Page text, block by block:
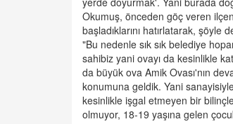
Okumuş, önceden göç veren
başladıklarını hatırlatarak, şöyle
"Bu nedenle sık sık belediye
sahibiz yani ovayı da kesinlikle
da büyük ova Amik Ovası'nın
konumuna geldik. Yani
kesinlikle işgal etmeyen bir
olmuyor, 18-19 yaşına gelen